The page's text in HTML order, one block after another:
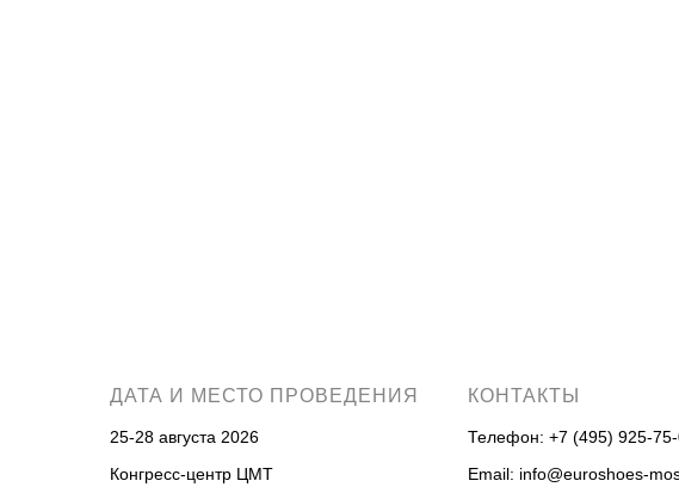
ДАТА И МЕСТО ПРОВЕДЕНИЯ
25-28 августа 2026
Конгресс-центр ЦМТ
КОНТАКТЫ
Телефон: +7 (495) 925-
Email: info@euroshoes-